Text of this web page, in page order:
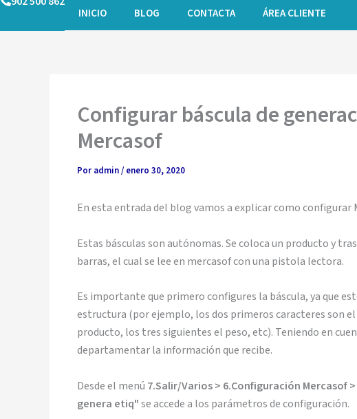
Ir
INICIO BLOG CONTACTA ÁREA CLIENTE
Configurar báscula de
Mercasof
Por admin/ enero 30, 2020
En esta entrada del blog vamos a explicar como configurar
Estas básculas son autónomas. Se coloca un producto y
barras, el cual se lee en mercasof con una pistola lectora.
Es importante que primero configures la báscula, ya que
estructura (por ejemplo, los dos primeros caracteres son
producto, los tres siguientes el peso, etc). Teniendo en
departamentar la información que recibe.
Desde el menú 7.Salir/Varios > 6.Configuración Mercasof
genera etiq"se accede a los parámetros de configuración.